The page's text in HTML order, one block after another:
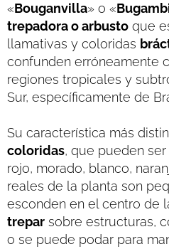
«Bouganvilla» o «
trepadora o arbusto que
llamativas y coloridas
confunden erróneamente
regiones tropicales y
Sur, específicamente de
Su característica más
coloridas, que pueden
rojo, morado, blanco,
reales de la planta son
esconden en el centro de
trepar sobre estructuras,
o se puede podar para